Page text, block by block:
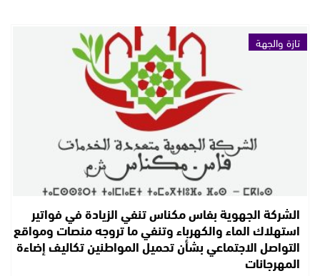
تازة والجهة
الشركة الجهوية بفاس مكناس تنفي الزيادة في فواتير
استهلاك الماء والكهرباء وتنفي ما تروجه منصات ومواقع
التواصل الاجتماعي بشأن تحميل المواطنين تكاليف إضاءة
المهرجانات